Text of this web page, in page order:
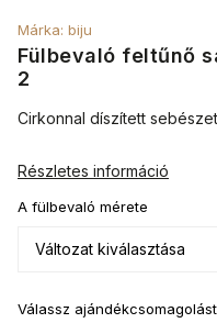
Fülbevaló feltűnő
2
Márka: biju
A fülbevaló mérete
Válassz
Cirkonnal díszített
Részletes információ